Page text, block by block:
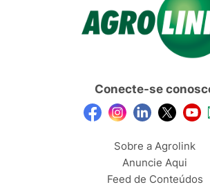
Conecte-se
Sobre a Agrolink
Anuncie Aqui
Feed de Conteúdos